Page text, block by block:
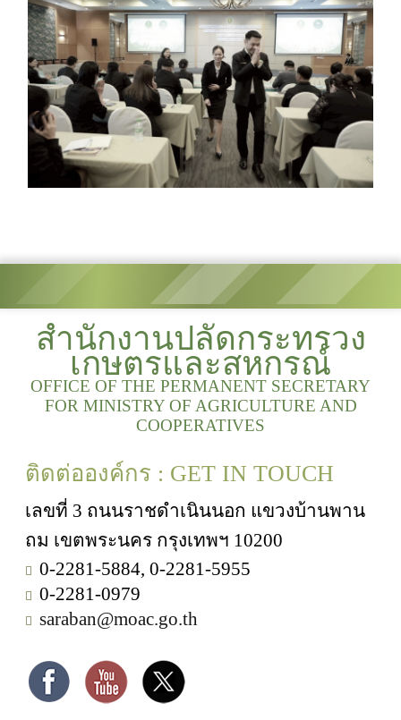
สำนักงานปลัดกระทรวง
เกษตรและสหกรณ์
OFFICE OF THE PERMANENT SECRETARY
FOR MINISTRY OF AGRICULTURE AND
COOPERATIVES
ติดต่อองค์กร : GET IN TOUCH
เลขที่ 3 ถนนราชดำเนินนอก แขวงบ้านพาน
ถม เขตพระนคร กรุงเทพฯ 10200
0-2281-5884, 0-2281-5955
0-2281-0979
saraban@moac.go.th